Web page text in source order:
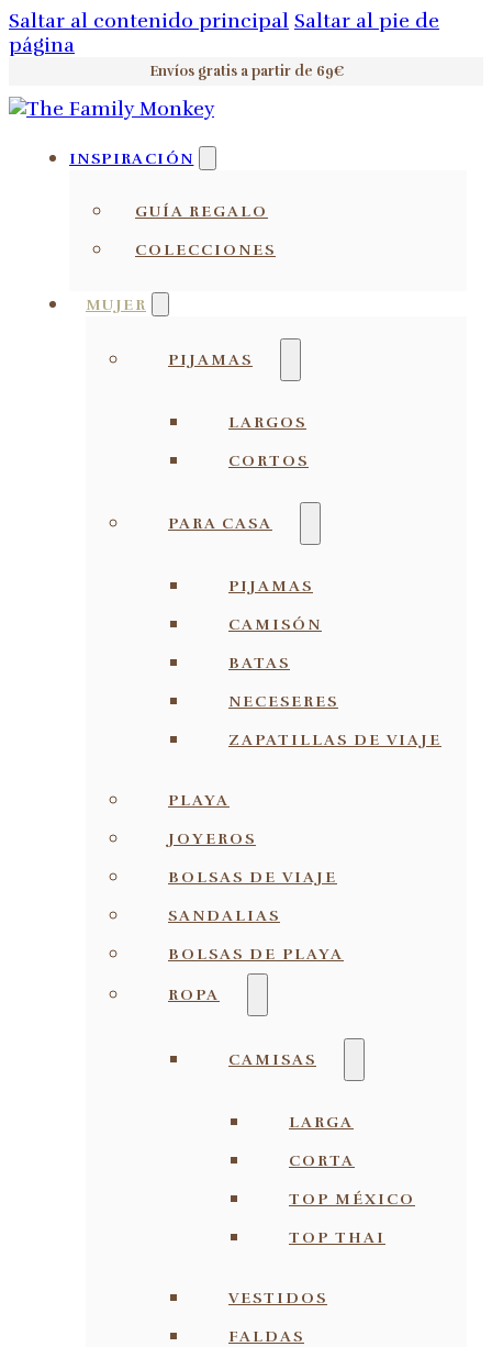
Saltar al contenido principal Saltar al pie de
página
Envíos gratis a partir de 69€
INSPIRACIÓN
GUÍA REGALO
COLECCIONES
MUJER
PIJAMAS
LARGOS
CORTOS
PARA CASA
PIJAMAS
CAMISÓN
BATAS
NECESERES
ZAPATILLAS DE VIAJE
PLAYA
JOYEROS
BOLSAS DE VIAJE
SANDALIAS
BOLSAS DE PLAYA
ROPA
CAMISAS
LARGA
CORTA
TOP MÉXICO
TOP THAI
VESTIDOS
FALDAS